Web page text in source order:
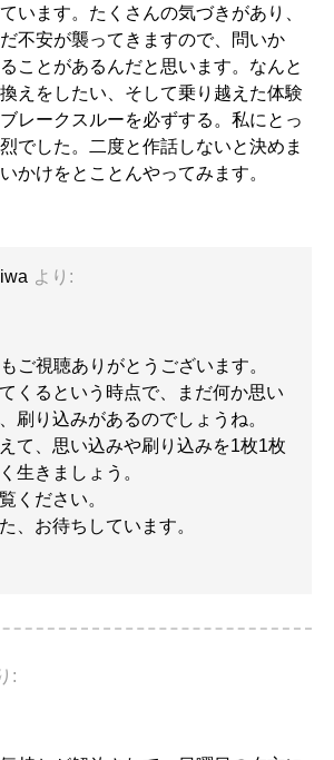
います。たくさんの気づきがあり、
不安が襲ってきますので、問いか
ことがあるんだと思います。なんと
えをしたい、そして乗り越えた体験
レークスルーを必ずする。私にとっ
でした。二度と作話しないと決めま
かけをとことんやってみます。
より:
ご視聴ありがとうございます。
くるという時点で、まだ何か思い
刷り込みがあるのでしょうね。
て、思い込みや刷り込みを1枚1枚
生きましょう。
ください。
、お待ちしています。
: